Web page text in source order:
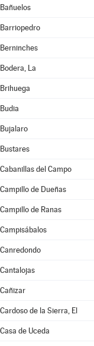
Bañuelos
Barriopedro
Berninches
Bodera, La
Brihuega
Budia
Bujalaro
Bustares
Cabanillas del Campo
Campillo de Dueñas
Campillo de Ranas
Campisábalos
Canredondo
Cantalojas
Cañizar
Cardoso de la Sierra, El
Casa de Uceda